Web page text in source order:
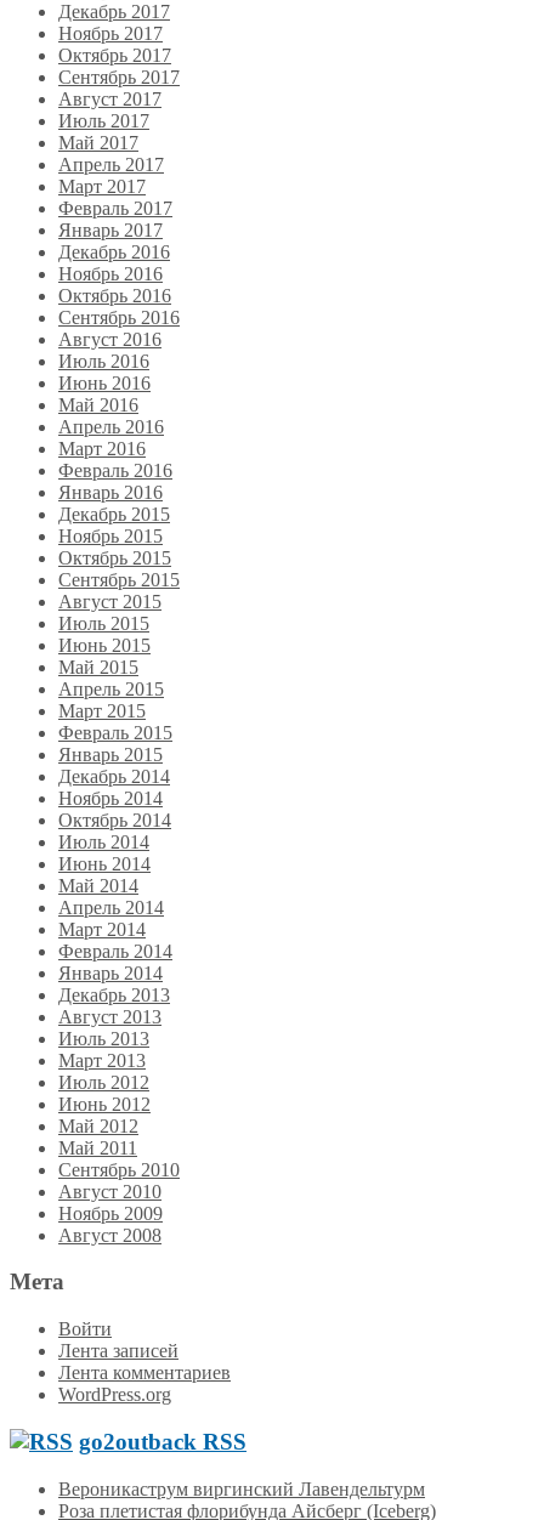
Декабрь 2017
Ноябрь 2017
Октябрь 2017
Сентябрь 2017
Август 2017
Июль 2017
Май 2017
Апрель 2017
Март 2017
Февраль 2017
Январь 2017
Декабрь 2016
Ноябрь 2016
Октябрь 2016
Сентябрь 2016
Август 2016
Июль 2016
Июнь 2016
Май 2016
Апрель 2016
Март 2016
Февраль 2016
Январь 2016
Декабрь 2015
Ноябрь 2015
Октябрь 2015
Сентябрь 2015
Август 2015
Июль 2015
Июнь 2015
Май 2015
Апрель 2015
Март 2015
Февраль 2015
Январь 2015
Декабрь 2014
Ноябрь 2014
Октябрь 2014
Июль 2014
Июнь 2014
Май 2014
Апрель 2014
Март 2014
Февраль 2014
Январь 2014
Декабрь 2013
Август 2013
Июль 2013
Март 2013
Июль 2012
Июнь 2012
Май 2012
Май 2011
Сентябрь 2010
Август 2010
Ноябрь 2009
Август 2008
Мета
Войти
Лента записей
Лента комментариев
WordPress.org
go2outback RSS
Вероникаструм виргинский Лавендельтурм
Роза плетистая флорибунда Айсберг (Iceberg)